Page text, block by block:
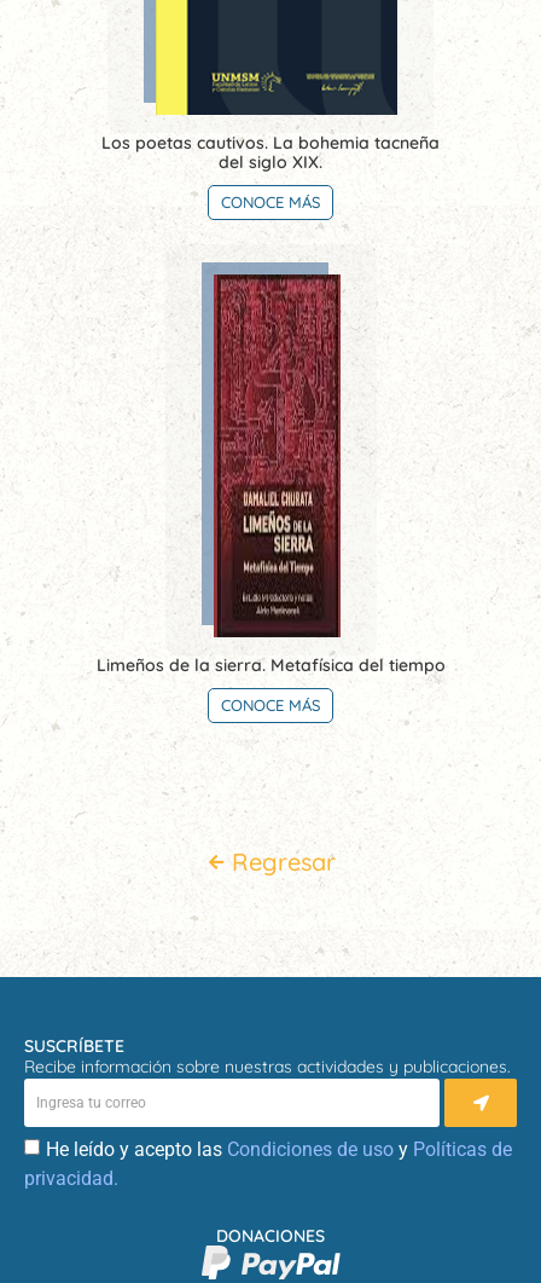
Los poetas cautivos. La bohemia tacneña
del siglo XIX.
CONOCE MÁS
Limeños de la sierra. Metafísica del tiempo
CONOCE MÁS
Regresar
SUSCRÍBETE
Recibe información sobre nuestras actividades y publicaciones.
He leído y acepto las Condiciones de uso y Políticas de
privacidad.
DONACIONES